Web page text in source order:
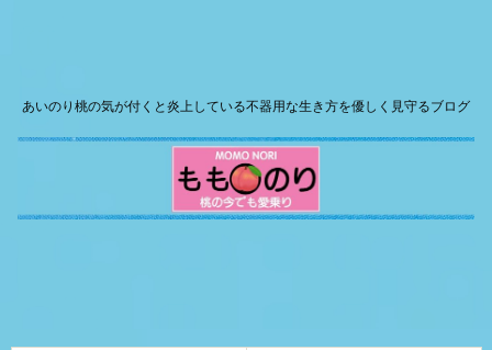
あいのり桃の気が付くと炎上している不器用な生き方を優しく見守るブログ